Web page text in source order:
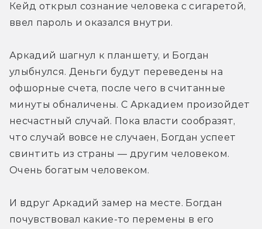
Кейд открыл сознание человека с сигаретой,
ввел пароль и оказался внутри.
Аркадий шагнул к планшету, и Богдан
улыбнулся. Деньги будут переведены на
офшорные счета, после чего в считанные
минуты обналичены. С Аркадием произойдет
несчастный случай. Пока власти сообразят,
что случай вовсе не случаен, Богдан успеет
свинтить из страны — другим человеком.
Очень богатым человеком.
И вдруг Аркадий замер на месте. Богдан
почувствовал какие-то перемены в его